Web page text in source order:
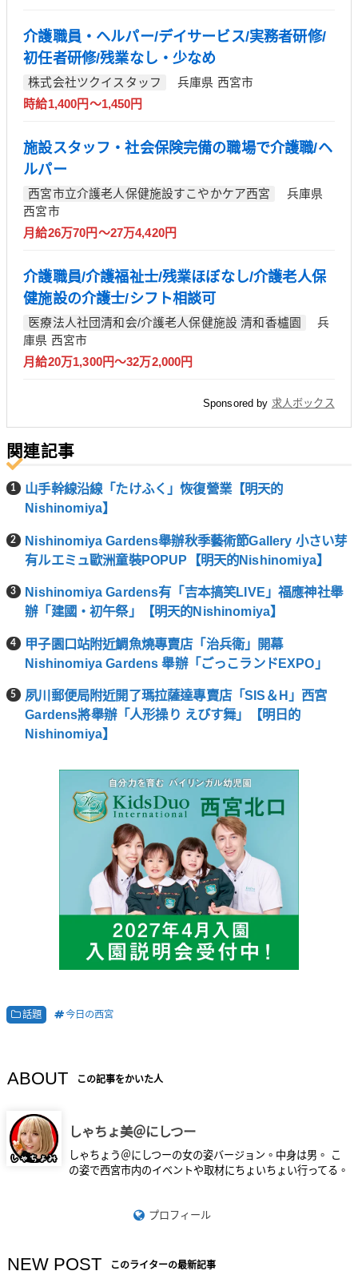
介護職員・ヘルパー/デイサービス/実務者研修/
初任者研修/残業なし・少なめ
株式会社ツクイスタッフ
兵庫県 西宮市
時給1,400円～1,450円
施設スタッフ・社会保険完備の職場で介護職/ヘ
ルパー
西宮市立介護老人保健施設すこやかケア西宮
兵庫県
西宮市
月給26万70円～27万4,420円
介護職員/介護福祉士/残業ほぼなし/介護老人保
健施設の介護士/シフト相談可
医療法人社団清和会/介護老人保健施設 清和香櫨園
兵
庫県 西宮市
月給20万1,300円～32万2,000円
Sponsored by 求人ボックス
関連記事
山手幹線沿線「たけふく」恢復營業【明天的
Nishinomiya】
Nishinomiya Gardens舉辦秋季藝術節Gallery 小さい芽
有ルエミュ歐洲童裝POPUP【明天的Nishinomiya】
Nishinomiya Gardens有「吉本搞笑LIVE」福應神社舉
辦「建國・初午祭」【明天的Nishinomiya】
甲子園口站附近鯛魚燒專賣店「治兵衛」開幕
Nishinomiya Gardens 舉辦「ごっこランドEXPO」
夙川郵便局附近開了瑪拉薩達專賣店「SIS＆H」西宮
Gardens將舉辦「人形操り えびす舞」【明日的
Nishinomiya】
話題 今日の西宮
ABOUT この記事をかいた人
しゃちょ美＠にしつー
しゃちょう＠にしつーの女の姿バージョン。中身は男。 こ
の姿で西宮市内のイベントや取材にちょいちょい行ってる。
プロフィール
NEW POST このライターの最新記事